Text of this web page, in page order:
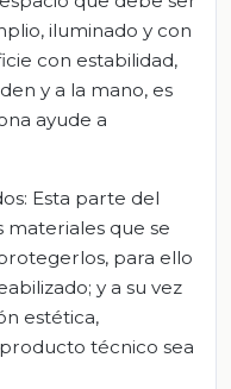
iluminado y con
con estabilidad,
y a la mano, es
ayude a
Esta parte del
que se
para ello
y a su vez
estética,
técnico sea